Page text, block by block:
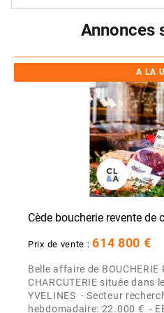
Annonces
A LA
Cède boucherie revente de
Prix de vente :614 800 €
Belle affaire de BOUCHERIE
CHARCUTERIE située dans
YVELINES - Secteur
hebdomadaire: 22.000 € -